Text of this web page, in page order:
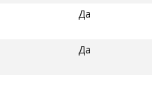
Да
Да